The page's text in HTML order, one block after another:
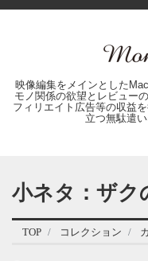
映像編集をメインとした
モノ関係の欲望とレビュ
フィリエイト広告等の収益
立つ無駄遣
小ネタ：ザク
TOP コレクション